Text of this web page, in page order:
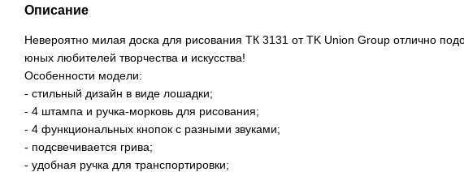
Описание
Невероятно милая доска для рисования ТК 3131 от TK Union Group отлично
юных любителей творчества и искусства!
Особенности модели:
- стильный дизайн в виде лошадки;
- 4 штампа и ручка-морковь для рисования;
- 4 функциональных кнопок с разными звуками;
- подсвечивается грива;
- удобная ручка для транспортировки;